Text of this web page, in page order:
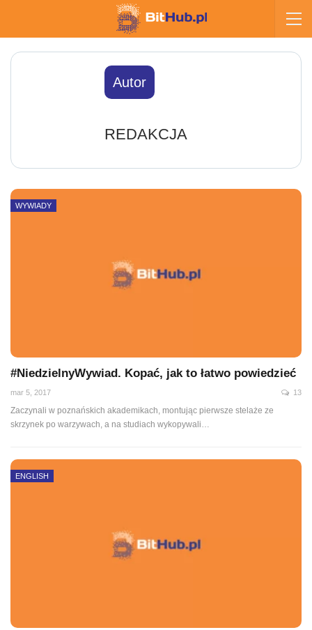
Autor
REDAKCJA
WYWIADY
#NiedzielnyWywiad. Kopać, jak to łatwo powiedzieć
mar 5, 2017 13
Zaczynali w poznańskich akademikach, montując pierwsze stelaże ze
skrzynek po warzywach, a na studiach wykopywali…
ENGLISH